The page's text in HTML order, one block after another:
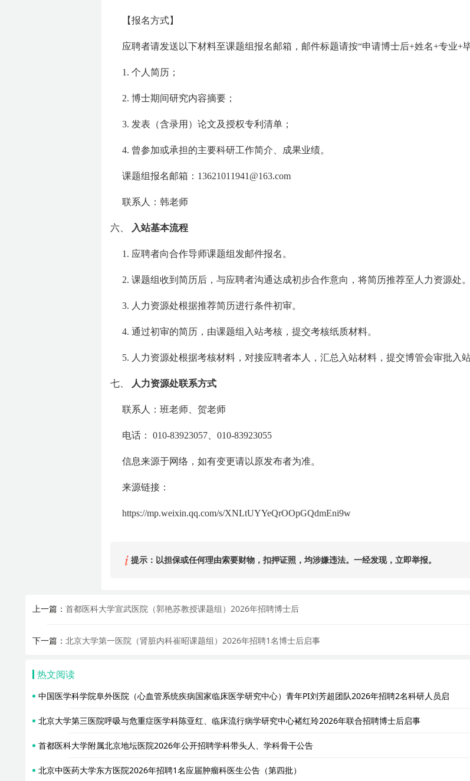
【报名方式】
应聘者请发送以下材料至课题组报名邮箱，邮件标题请按“申请博士后+姓名+专业+
1. 个人简历；
2. 博士期间研究内容摘要；
3. 发表（含录用）论文及授权专利清单；
4. 曾参加或承担的主要科研工作简介、成果业绩。
课题组报名邮箱：13621011941@163.com
联系人：韩老师
六、 入站基本流程
1. 应聘者向合作导师课题组发邮件报名。
2. 课题组收到简历后，与应聘者沟通达成初步合作意向，将简历推荐至人力资源处。
3. 人力资源处根据推荐简历进行条件初审。
4. 通过初审的简历，由课题组入站考核，提交考核纸质材料。
5. 人力资源处根据考核材料，对接应聘者本人，汇总入站材料，提交博管会审批入站
七、 人力资源处联系方式
联系人：班老师、贺老师
电话： 010-83923057、010-83923055
信息来源于网络，如有变更请以原发布者为准。
来源链接：
https://mp.weixin.qq.com/s/XNLtUYYeQrOOpGQdmEni9w
提示：以担保或任何理由索要财物，扣押证照，均涉嫌违法。一经发现，立即举报。
上一篇：首都医科大学宣武医院（郭艳苏教授课题组）2026年招聘博士后
下一篇：北京大学第一医院（肾脏内科崔昭课题组）2026年招聘1名博士后启事
热文阅读
中国医学科学院阜外医院（心血管系统疾病国家临床医学研究中心）青年PI刘芳超团队2026年招聘2名科研人员启
北京大学第三医院呼吸与危重症医学科陈亚红、临床流行病学研究中心褚红玲2026年联合招聘博士后启事
首都医科大学附属北京地坛医院2026年公开招聘学科带头人、学科骨干公告
北京中医药大学东方医院2026年招聘1名应届肿瘤科医生公告（第四批）